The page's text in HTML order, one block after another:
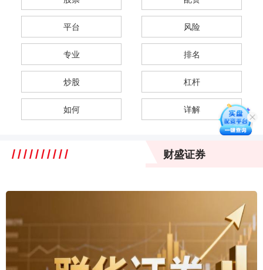
平台 风险
专业 排名
炒股 杠杆
如何 详解
财盛证券